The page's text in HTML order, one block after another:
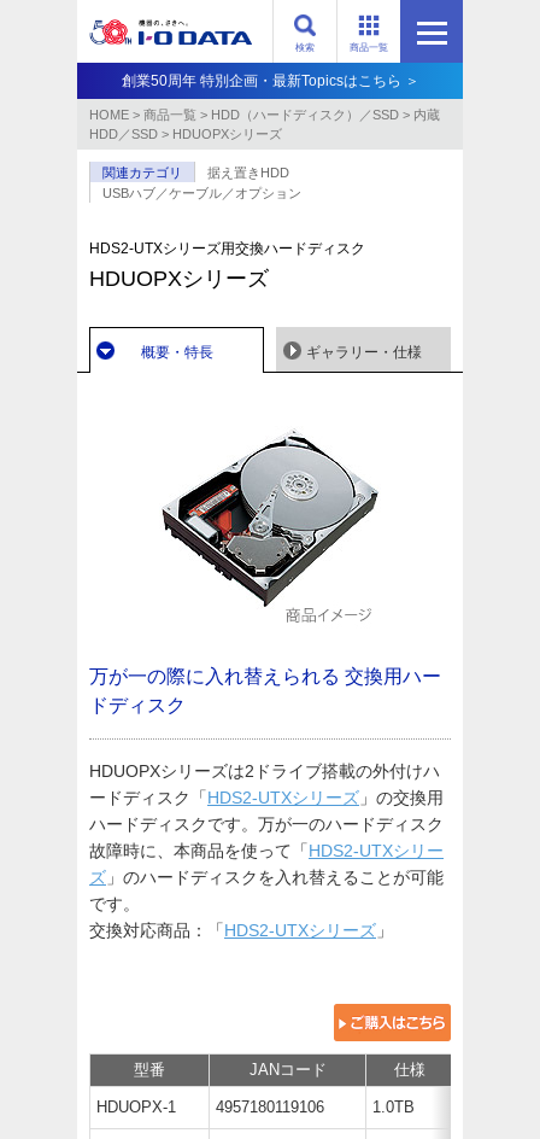
商品一覧
検索
創業50周年 特別企画・最新Topicsはこちら ＞
HOME > 商品一覧 > HDD（ハードディスク）／SSD > 内蔵
HDD／SSD > HDUOPXシリーズ
関連カテゴリ
据え置きHDD
USBハブ／ケーブル／オプション
HDS2-UTXシリーズ用交換ハードディスク
HDUOPXシリーズ
概要・特長 ギャラリー・仕様
万が一の際に入れ替えられる 交換用ハー
ドディスク
HDUOPXシリーズは2ドライブ搭載の外付けハ
ードディスク「HDS2-UTXシリーズ 」の交換用
ハードディスクです。万が一のハードディスク
故障時に、本商品を使って「HDS2-UTXシリー
ズ 」のハードディスクを入れ替えることが可能
です。
交換対応商品：「HDS2-UTXシリーズ 」
型番 JANコード 仕様
HDUOPX-1 4957180119106 1.0TB